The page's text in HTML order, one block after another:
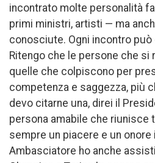
incontrato molte personalità
primi ministri, artisti — ma
conosciute. Ogni incontro
Ritengo che le persone che si
quelle che colpiscono per
competenza e saggezza, più
devo citarne una, direi il
persona amabile che riunisce
sempre un piacere e un onore
Ambasciatore ho anche